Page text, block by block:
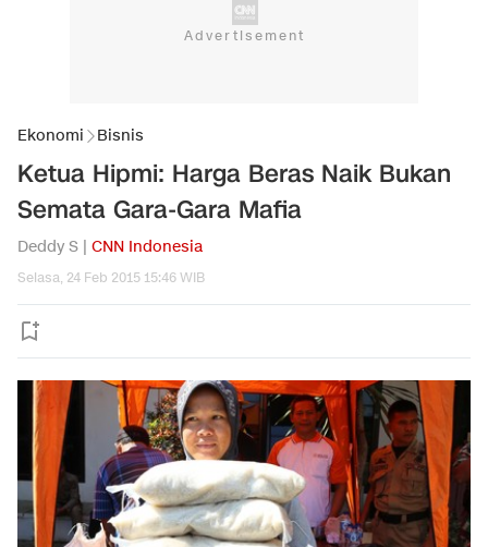
Ekonomi Bisnis
Ketua Hipmi: Harga Beras Naik Bukan
Semata Gara-Gara Mafia
Deddy S | CNN Indonesia
Selasa, 24 Feb 2015 15:46 WIB